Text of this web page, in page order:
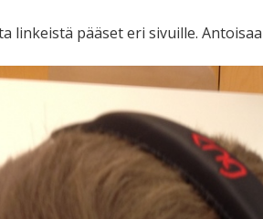
linkeistä pääset eri sivuille.